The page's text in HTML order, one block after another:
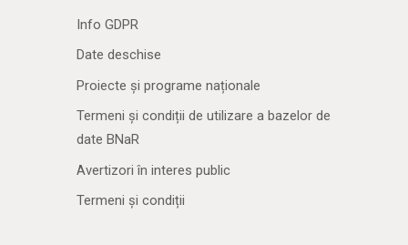
Info GDPR
Date deschise
Proiecte și programe naționale
Termeni și condiții de utilizare a bazelor de
date BNaR
Avertizori în interes public
Termeni și condiții